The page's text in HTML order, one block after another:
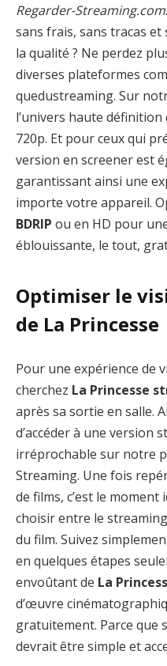
Regarder-Streaming.com
sans frais, sans tracas
la qualité ? Ne perdez
diverses plateformes
quedustreaming. Sur
l’univers haute définition
720p. Et pour ceux qui
version en screener est
garantissant ainsi une
importe votre appareil.
BDRIP ou en HD pour
éblouissante, le tout,
Optimiser le
de La Princesse
Pour une expérience de
cherchez La Princesse
après sa sortie en salle.
d’accéder à une version
irréprochable sur notre
Streaming. Une fois
de films, c’est le moment
choisir entre le
du film. Suivez
en quelques étapes
envoûtant de La
d’œuvre
gratuitement. Parce que
devrait être simple et